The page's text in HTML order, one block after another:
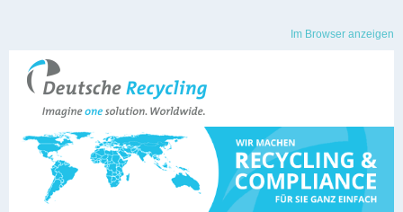
Im Browser anzeigen